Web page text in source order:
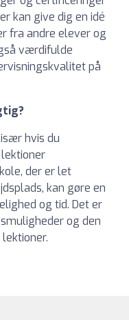
kan give dig en idé
fra andre elever og
værdifulde
på
hvis du
der er let
kan gøre en
og tid. Det er
og den